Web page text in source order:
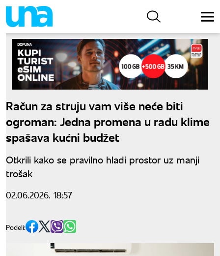
Račun za struju vam više neće biti
ogroman: Jedna promena u radu klime
spašava kućni budžet
Otkrili kako se pravilno hladi prostor uz manji
trošak
02.06.2026. 18:57
Podeli: